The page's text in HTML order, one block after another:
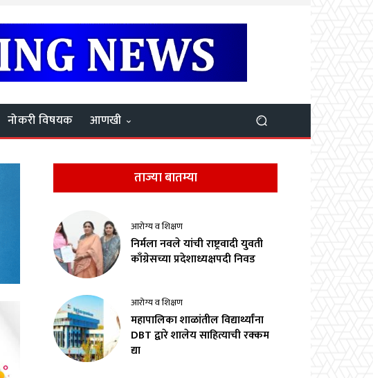
नोकरी विषयक आणखी
ताज्या बातम्या
आरोग्य व शिक्षण
निर्मला नवले यांची राष्ट्रवादी युवती
काँग्रेसच्या प्रदेशाध्यक्षपदी निवड
आरोग्य व शिक्षण
महापालिका शाळांतील विद्यार्थ्यांना
DBT द्वारे शालेय साहित्याची रक्कम
द्या